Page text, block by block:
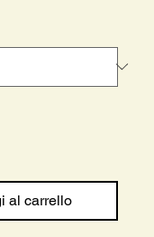
al carrello